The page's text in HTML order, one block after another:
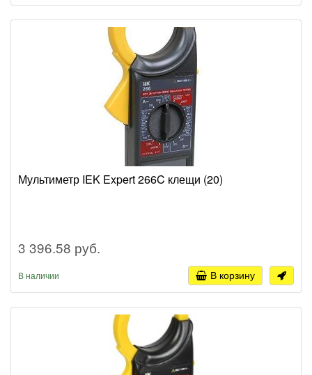
Мультиметр IEK Expert 266C клещи (20)
3 396.58 руб.
В наличии В корзину